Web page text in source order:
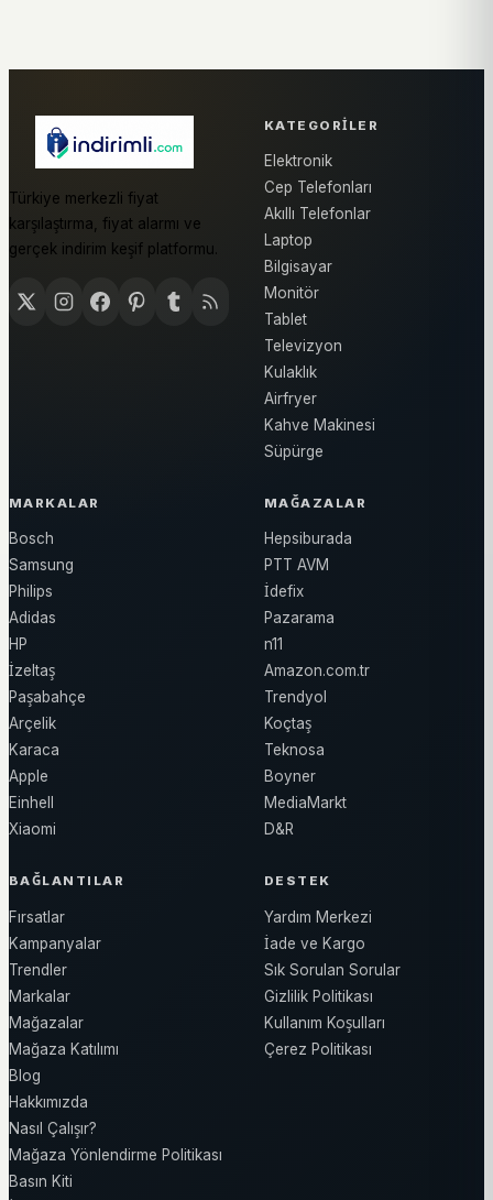
Türkiye merkezli fiyat
karşılaştırma, fiyat alarmı ve
gerçek indirim keşif platformu.
KATEGORILER
Elektronik
Cep Telefonları
Akıllı Telefonlar
Laptop
Bilgisayar
Monitör
Tablet
Televizyon
Kulaklık
Airfryer
Kahve Makinesi
Süpürge
MARKALAR
Bosch
Samsung
Philips
Adidas
HP
İzeltaş
Paşabahçe
Arçelik
Karaca
Apple
Einhell
Xiaomi
MAĞAZALAR
Hepsiburada
PTT AVM
İdefix
Pazarama
n11
Amazon.com.tr
Trendyol
Koçtaş
Teknosa
Boyner
MediaMarkt
D&R
BAĞLANTILAR
Fırsatlar
Kampanyalar
Trendler
Markalar
Mağazalar
Mağaza Katılımı
Blog
Hakkımızda
Nasıl Çalışır?
Mağaza Yönlendirme Politikası
Basın Kiti
DESTEK
Yardım Merkezi
İade ve Kargo
Sık Sorulan Sorular
Gizlilik Politikası
Kullanım Koşulları
Çerez Politikası